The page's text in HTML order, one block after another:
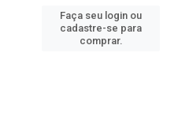
Faça seu login ou
cadastre-se para
comprar.